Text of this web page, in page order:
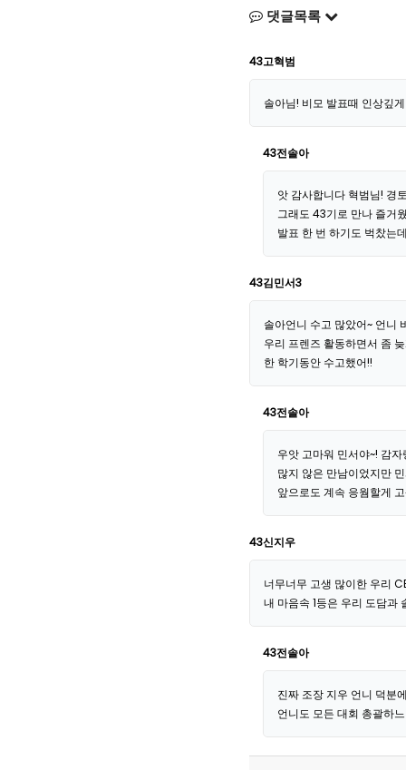
댓글목록
43고혁범
솔아님! 비모 발표때 인상깊
43전솔아
앗 감사합니다 혁범님! 경
그래도 43기로 만나 즐거
발표 한 번 하기도 벅찼는
43김민서3
솔아언니 수고 많았어~ 언니
우리 프렌즈 활동하면서 좀
한 학기동안 수고했어!!
43전솔아
우앗 고마워 민서야~! 감
많지 않은 만남이었지만
앞으로도 계속 응웜할게
43신지우
너무너무 고생 많이한 우리
내 마음속 1등은 우리 도담
43전솔아
진짜 조장 지우 언니 덕분
언니도 모든 대회 총괄하